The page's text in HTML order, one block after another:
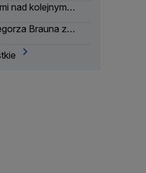
nad kolejnym
Brauna z